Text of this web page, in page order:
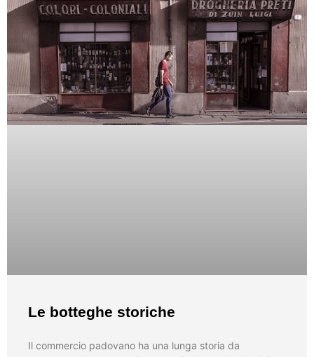
Le botteghe storiche
Il commercio padovano ha una lunga storia da